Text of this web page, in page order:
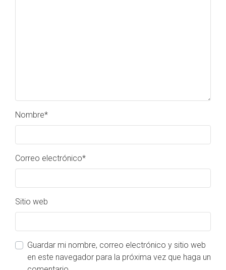
Nombre*
Correo electrónico*
Sitio web
Guardar mi nombre, correo electrónico y sitio web
en este navegador para la próxima vez que haga un